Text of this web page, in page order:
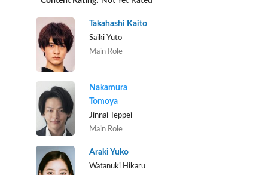
Takahashi Kaito
Saiki Yuto
Main Role
Nakamura
Tomoya
Jinnai Teppei
Main Role
Araki Yuko
Watanuki Hikaru